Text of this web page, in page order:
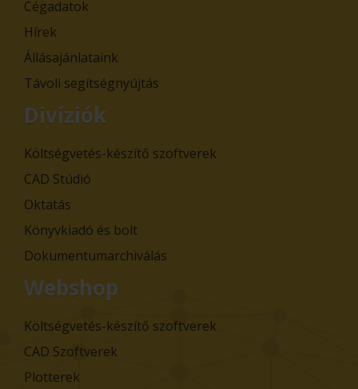
Cégadatok
Hírek
Állásajánlataink
Távoli segítségnyújtás
Divíziók
Költségvetés-készítő szoftverek
CAD Stúdió
Oktatás
Könyvkiadó és bolt
Dokumentumarchiválás
Webshop
Költségvetés-készítő szoftverek
CAD Szoftverek
Plotterek